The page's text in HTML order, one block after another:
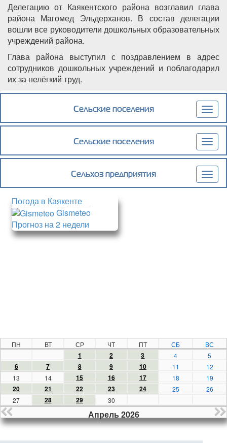
Делегацию от Каякентского района возглавил глава
района Магомед Эльдерханов. В состав делегации
вошли все руководители дошкольных образовательных
учреждений района.
Глава района выступил с поздравлением в адрес
сотрудников дошкольных учреждений и поблагодарил
их за нелёгкий труд.
Подробнеео В Доме Дружбы в Махачкале состоялась
торжественная церемония открытия Года
дошкольного образования в Республике
Дагестан
Сельские поселения
Сельские поселения
Сельхоз предприятия
Погода в Каякенте
Gismeteo
Прогноз на 2 недели
ПН ВТ СР ЧТ ПТ СБ ВС
1 2 3 4 5
6 7 8 9 10 11
12
13
14 15 16 17 18 19
20 21 22 23 24 25
26
27
28 29 30
Апрель 2026